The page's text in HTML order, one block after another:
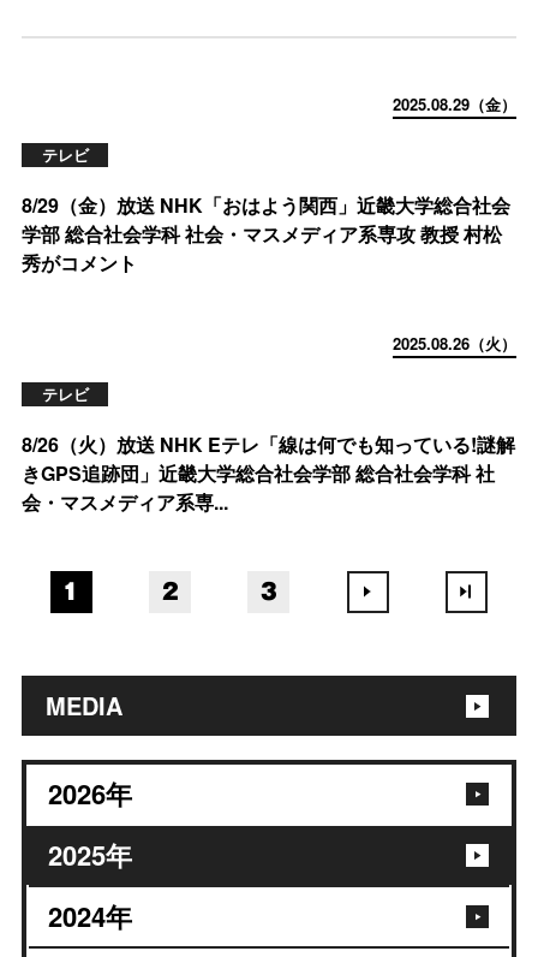
MEDIA
2026年
2025年
2024年
2025.08.29（金）
テレビ
8/29（金）放送 NHK「おはよう関西」近畿大学総合社会
学部 総合社会学科 社会・マスメディア系専攻 教授 村松
秀がコメント
2025.08.26（火）
テレビ
8/26（火）放送 NHK Eテレ「線は何でも知っている!謎解
きGPS追跡団」近畿大学総合社会学部 総合社会学科 社
会・マスメディア系専...
1 2 3